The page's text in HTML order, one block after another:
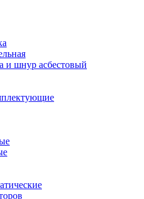
и шнур асбестовый